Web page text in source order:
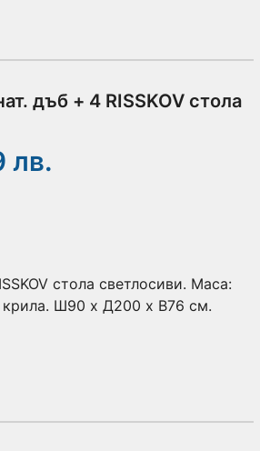
дъб + 4 RISSKOV стола
лв.
стола светлосиви. Маса:
Ш90 x Д200 x В76 см.